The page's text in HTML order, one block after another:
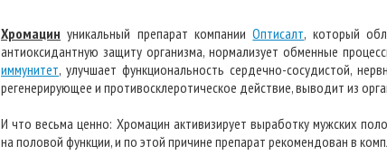
Хромацин уникальный препарат компанииОптисалт, который
антиоксидантную защиту организма, нормализует обменные
иммунитет, улучшает функциональность сердечно-сосудистой,
регенерирующее и противосклеротическое действие, выводит из
И что весьма ценно: Хромацин активизирует выработку мужских
на половой функции, и по этой причине препарат рекомендован в